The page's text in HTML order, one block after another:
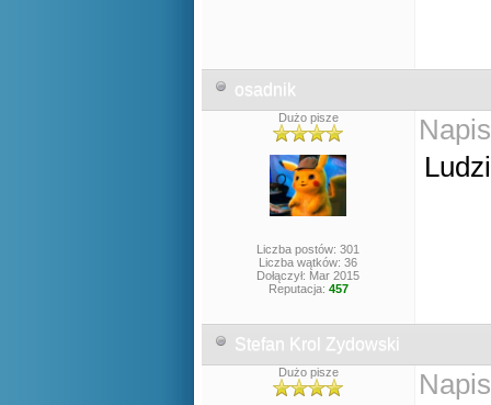
osadnik
Dużo pisze
Liczba postów: 301
Liczba wątków: 36
Dołączył: Mar 2015
Reputacja: 457
Stefan Krol Zydowski
Dużo pisze